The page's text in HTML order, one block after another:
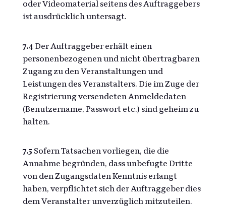
oder Videomaterial seitens des Auftraggebers
ist ausdrücklich untersagt.
7.4 Der Auftraggeber erhält einen
personenbezogenen und nicht übertragbaren
Zugang zu den Veranstaltungen und
Leistungen des Veranstalters. Die im Zuge der
Registrierung versendeten Anmeldedaten
(Benutzername, Passwort etc.) sind geheim zu
halten.
7.5 Sofern Tatsachen vorliegen, die die
Annahme begründen, dass unbefugte Dritte
von den Zugangsdaten Kenntnis erlangt
haben, verpflichtet sich der Auftraggeber dies
dem Veranstalter unverzüglich mitzuteilen.